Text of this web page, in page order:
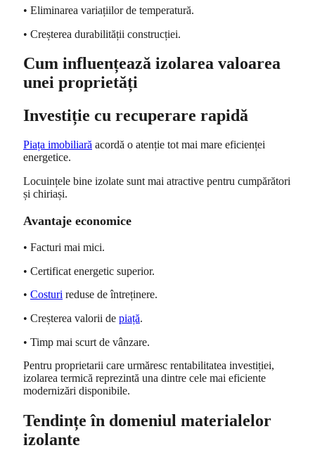
• Eliminarea variațiilor de temperatură.
• Creșterea durabilității construcției.
Cum influențează izolarea valoarea
unei proprietăți
Investiție cu recuperare rapidă
Piața imobiliară acordă o atenție tot mai mare eficienței
energetice.
Locuințele bine izolate sunt mai atractive pentru cumpărători
și chiriași.
Avantaje economice
• Facturi mai mici.
• Certificat energetic superior.
• Costuri reduse de întreținere.
• Creșterea valorii de piață.
• Timp mai scurt de vânzare.
Pentru proprietarii care urmăresc rentabilitatea investiției,
izolarea termică reprezintă una dintre cele mai eficiente
modernizări disponibile.
Tendințe în domeniul materialelor
izolante